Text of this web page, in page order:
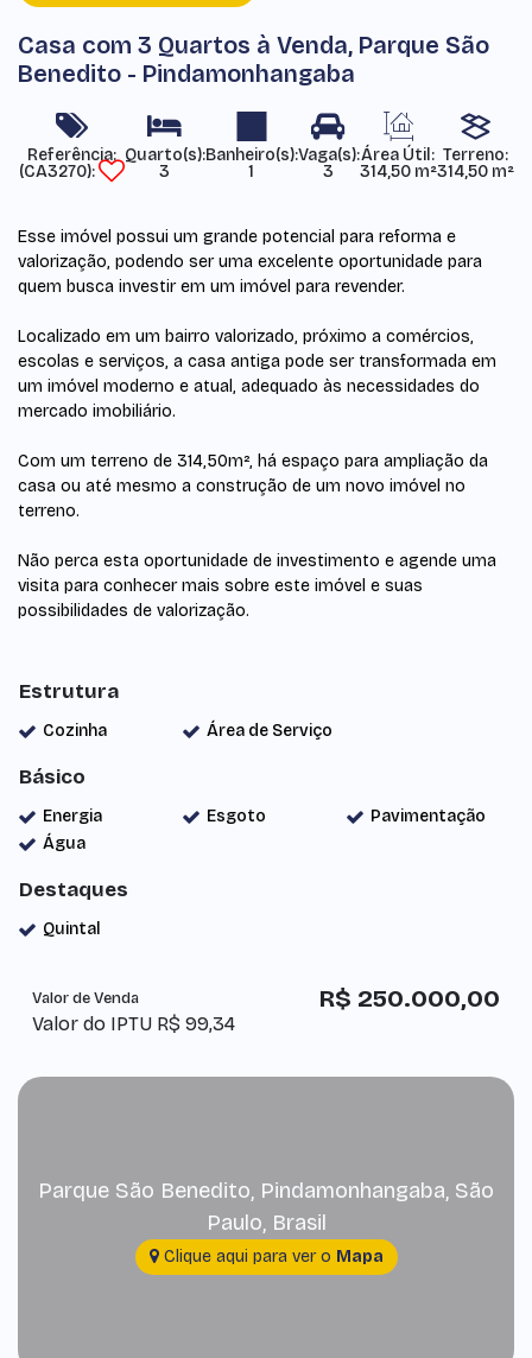
Casa com 3 Quartos à Venda, Parque São
Benedito - Pindamonhangaba
Referência:
(CA3270)
3 1 3
Área Útil:
314,50 m²
Terreno:
314,50 m²
Esse imóvel possui um grande potencial para reforma e
valorização, podendo ser uma excelente oportunidade para
quem busca investir em um imóvel para revender.
Localizado em um bairro valorizado, próximo a comércios,
escolas e serviços, a casa antiga pode ser transformada em
um imóvel moderno e atual, adequado às necessidades do
mercado imobiliário.
Com um terreno de 314,50m², há espaço para ampliação da
casa ou até mesmo a construção de um novo imóvel no
terreno.
Não perca esta oportunidade de investimento e agende uma
visita para conhecer mais sobre este imóvel e suas
possibilidades de valorização.
Estrutura
Cozinha Área de Serviço
Básico
Energia Esgoto
Pavimentação
Água
Destaques
Quintal
R$ 250.000,00
Valor de Venda
Valor do IPTU R$ 99,34
Parque São Benedito, Pindamonhangaba, São
Paulo, Brasil
Clique aqui para ver o Mapa